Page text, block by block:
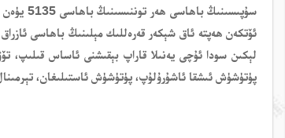
ئۆتكەن ھەپتە ئاق شېكەر قەرەللىك مېلىنىڭ باھاسى
لېكىن سودا ئۇچى يەنىلا قاراپ بېقىشنى ئاساس قىلىپ،
پۈتۈشۈش ئىشقا ئاشۇرۇلۇپ، پۈتۈشۈش ئاستىلىغان،